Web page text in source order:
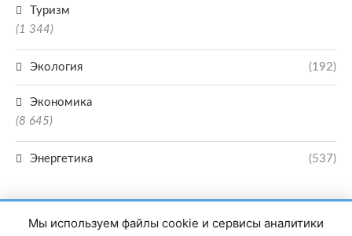
Туризм
(1 344)
Экология (192)
Экономика
(8 645)
Энергетика (537)
Мы используем файлы cookie и сервисы аналитики